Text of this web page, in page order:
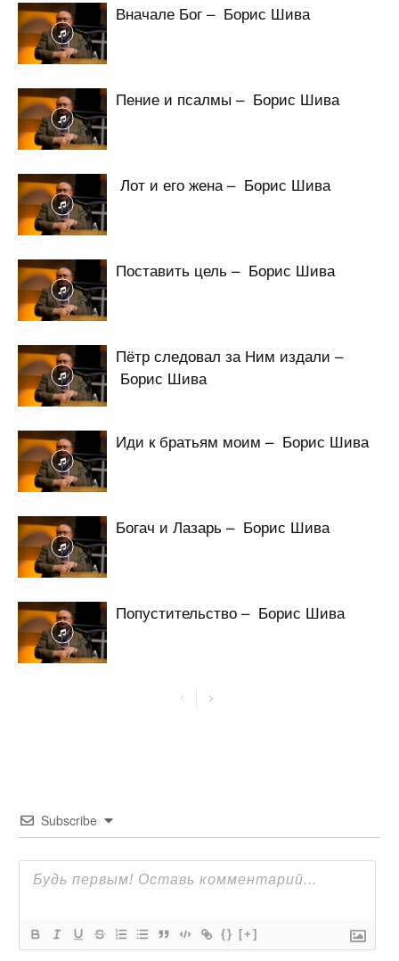
Вначале Бог – Борис Шива
Пение и псалмы – Борис Шива
Лот и его жена – Борис Шива
Поставить цель – Борис Шива
Пётр следовал за Ним издали –
Борис Шива
Иди к братьям моим – Борис Шива
Богач и Лазарь – Борис Шива
Попустительство – Борис Шива
Subscribe
{} [+]